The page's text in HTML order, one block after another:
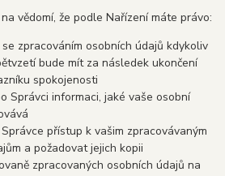
vědomí, že podle Nařízení máte právo:
zpracováním osobních údajů kdykoliv
bude mít za následek ukončení
spokojenosti
Správci informaci, jaké vaše osobní
přístup k vašim zpracovávaným
a požadovat jejich kopii
zpracovaných osobních údajů na